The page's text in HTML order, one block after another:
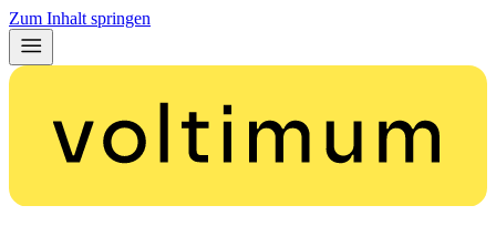
Zum Inhalt springen